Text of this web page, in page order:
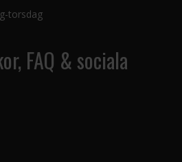
torsdag
FAQ & sociala